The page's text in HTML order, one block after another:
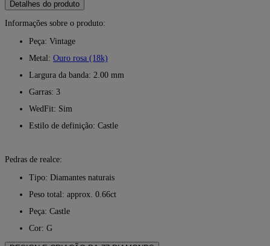
Detalhes do produto
Informações sobre o produto:
Peça: Vintage
Metal: Ouro rosa (18k)
Largura da banda: 2.00 mm
Garras: 3
WedFit: Sim
Estilo de definição: Castle
Pedras de realce:
Tipo: Diamantes naturais
Peso total: approx. 0.66ct
Peça: Castle
Cor: G